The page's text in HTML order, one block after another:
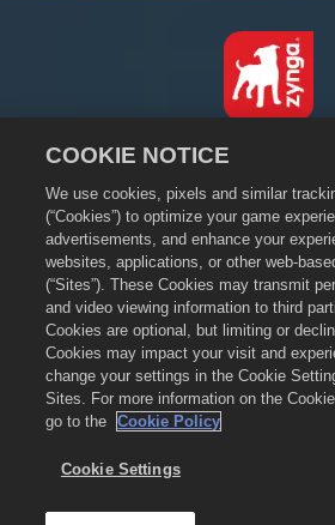
개인정보 보호정책
서비스 이용 약관
내 개인 정보를 팔거나 공유
쿠키 정책
환불 정책
상점 지원
게임 지원
쿠키 설정
Zynga, Inc. Merge Dragons! 및 Merge
등록 상표이며 모든 판권을 소유합니다. The
Inc.에서 운영합니다. Merge Dragons!에서만 유효
따라 이용 여부와 가격이 달
COOKIE NOTICE
We use cookies, pixels and similar
(“Cookies”) to optimize your game
advertisements, and enhance your
websites, applications, or other web-
(“Sites”). These Cookies may transmit
and video viewing information to third
Cookies are optional, but limiting or
Cookies may impact your visit and
change your settings in the Cookie
Sites. For more information on the
go to the
Cookie Policy
Cookie Settings